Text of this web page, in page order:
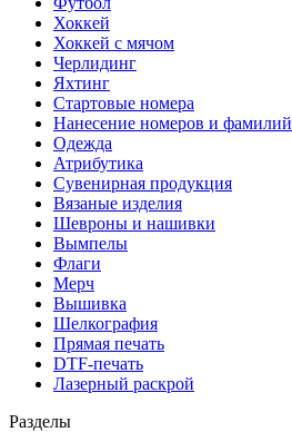
Хоккей
Хоккей с мячом
Черлидинг
Яхтинг
Стартовые номера
Нанесение номеров и фамилий
Одежда
Атрибутика
Сувенирная продукция
Вязаные изделия
Шевроны и нашивки
Вымпелы
Флаги
Мерч
Вышивка
Шелкография
Прямая печать
DTF-печать
Лазерный раскрой
Разделы